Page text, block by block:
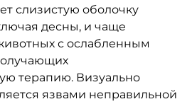
слизистую оболочку
десны, и чаще
с ослабленным
терапию. Визуально
язвами неправильной